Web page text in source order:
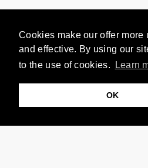
Cookies make our offer more
and effective. By using our
to the use of cookies.
Learn
OK